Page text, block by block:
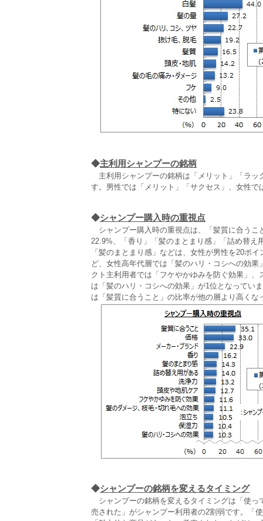
◆主利用シャンプーの銘柄
主利用シャンプーの銘柄は「メリット」「ラッ
す。男性では「メリット」「サクセス」、女性
◆シャンプー購入時の重視点
シャンプー購入時の重視点は、「髪質に合うこ
22.9%、「香り」「髪のまとまり感」「詰め替
「髪のまとまり感」などは、女性が男性を20ポ
ど、女性高年代層では「髪のハリ・コシへの効
クト主利用者では「フケやかゆみを防ぐ効果」
は「髪のハリ・コシへの効果」が1位となってい
は「髪質に合うこと」の比率が他の層より高くな
◆シャンプーの銘柄を変えるタイミング
シャンプーの銘柄を変えるタイミングは「使っ
売された」がシャンプー利用者の2割弱です。「